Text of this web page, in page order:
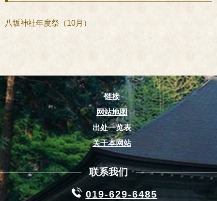
八坂神社年度祭（10月）
链接
网站地图
出处一览表
关于本网站
联系我们
019-629-6485